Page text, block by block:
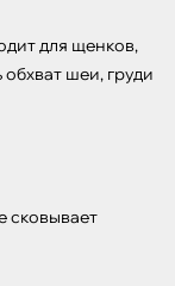
для щенков,
шеи, груди
сковывает